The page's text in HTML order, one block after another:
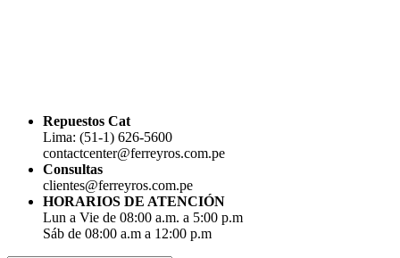
Repuestos Cat
Lima: (51-1) 626-5600
contactcenter@ferreyros.com.pe
Consultas
clientes@ferreyros.com.pe
HORARIOS DE ATENCIÓN
Lun a Vie de 08:00 a.m. a 5:00 p.m
Sáb de 08:00 a.m a 12:00 p.m